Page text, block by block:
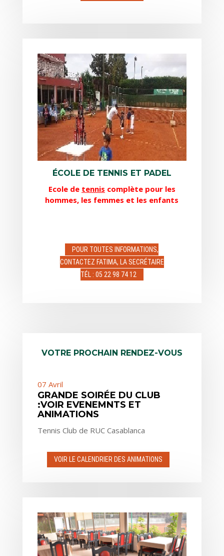
ÉCOLE DE TENNIS ET PADEL
Ecole de tennis complète pour les
hommes, les femmes et les enfants
POUR TOUTES INFORMATIONS,
CONTACTEZ FATIMA, LA SECRÉTAIRE
TÉL : 05 22 98 74 12
VOTRE PROCHAIN RENDEZ-VOUS
07 Avril
GRANDE SOIRÉE DU CLUB
:VOIR EVENEMNTS ET
ANIMATIONS
Tennis Club de RUC Casablanca
VOIR LE CALENDRIER DES ANIMATIONS